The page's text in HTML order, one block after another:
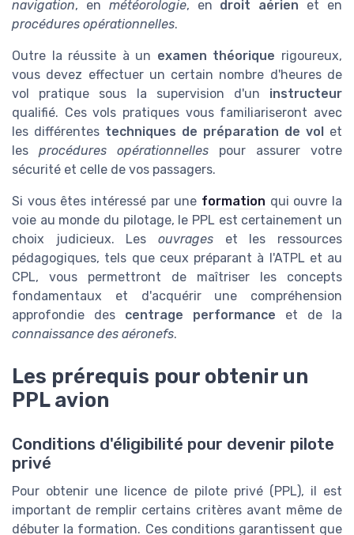
navigation, en météorologie, en droit aérien et en
procédures opérationnelles.
Outre la réussite à un examen théorique rigoureux,
vous devez effectuer un certain nombre d'heures de
vol pratique sous la supervision d'un instructeur
qualifié. Ces vols pratiques vous familiariseront avec
les différentes techniques de préparation de vol et
les procédures opérationnelles pour assurer votre
sécurité et celle de vos passagers.
Si vous êtes intéressé par une formation qui ouvre la
voie au monde du pilotage, le PPL est certainement un
choix judicieux. Les ouvrages et les ressources
pédagogiques, tels que ceux préparant à l'ATPL et au
CPL, vous permettront de maîtriser les concepts
fondamentaux et d'acquérir une compréhension
approfondie des centrage performance et de la
connaissance des aéronefs.
Les prérequis pour obtenir un
PPL avion
Conditions d'éligibilité pour devenir pilote
privé
Pour obtenir une licence de pilote privé (PPL), il est
important de remplir certains critères avant même de
débuter la formation. Ces conditions garantissent que